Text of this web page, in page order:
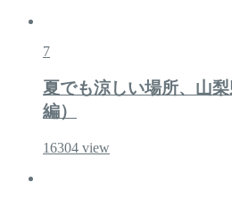
7
夏でも涼しい場所、山
編）
16304 view